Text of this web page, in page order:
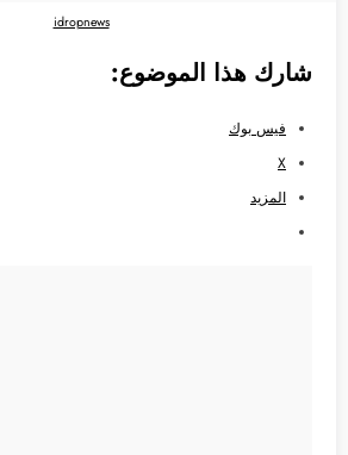
idropnews
شارك هذا الموضوع:
فيس بوك
X
المزيد